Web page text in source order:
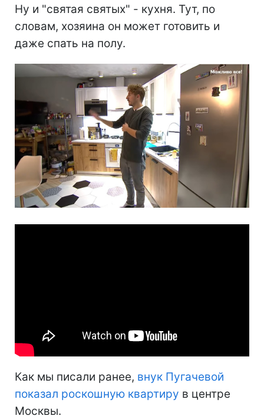
Ну и "святая святых" - кухня. Тут, по
словам, хозяина он может готовить и
даже спать на полу.
Как мы писали ранее, внук Пугачевой
показал роскошную квартиру в центре
Москвы.